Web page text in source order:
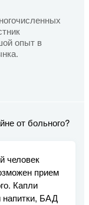
опыт в
от больного?
человек
прием
Капли
БАД